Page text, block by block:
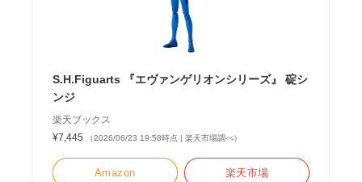
S.H.Figuarts 『エヴァンゲリオンシリーズ』 碇シ
ンジ
楽天ブックス
¥7,445
（2026/06/23 19:58時点 | 楽天市場調べ）
Amazon 楽天市場